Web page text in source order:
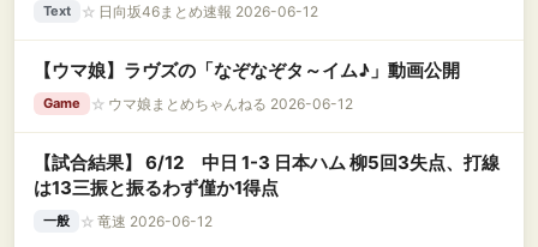
Text ☆ 日向坂46まとめ速報 2026-06-12
【ウマ娘】ラヴズの「なぞなぞタ～イム♪」動画公開
Game ☆ ウマ娘まとめちゃんねる 2026-06-12
【試合結果】 6/12 中日 1-3 日本ハム 柳5回3失点、打線
は13三振と振るわず僅か1得点
一般 ☆ 竜速 2026-06-12